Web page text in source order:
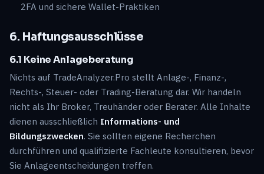
2FA und sichere Wallet-Praktiken
6. Haftungsausschlüsse
6.1 Keine Anlageberatung
Nichts auf TradeAnalyzer.Pro stellt Anlage-, Finanz-,
Rechts-, Steuer- oder Trading-Beratung dar. Wir handeln
nicht als Ihr Broker, Treuhänder oder Berater. Alle Inhalte
dienen ausschließlich Informations- und
Bildungszwecken. Sie sollten eigene Recherchen
durchführen und qualifizierte Fachleute konsultieren, bevor
Sie Anlageentscheidungen treffen.